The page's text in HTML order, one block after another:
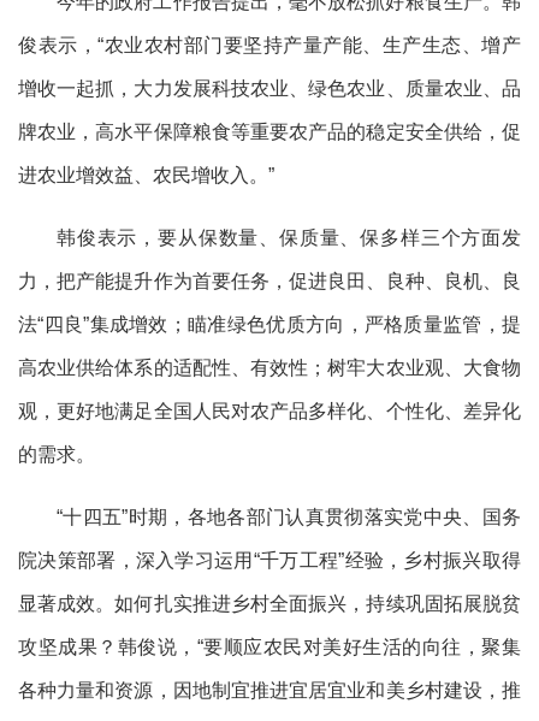
俊表示，“农业农村部门要坚持产量产能、生产生态、增产
增收一起抓，大力发展科技农业、绿色农业、质量农业、品
牌农业，高水平保障粮食等重要农产品的稳定安全供给，促
进农业增效益、农民增收入。”
韩俊表示，要从保数量、保质量、保多样三个方面发
力，把产能提升作为首要任务，促进良田、良种、良机、良
法“四良”集成增效；瞄准绿色优质方向，严格质量监管，提
高农业供给体系的适配性、有效性；树牢大农业观、大食物
观，更好地满足全国人民对农产品多样化、个性化、差异化
的需求。
“十四五”时期，各地各部门认真贯彻落实党中央、国务
院决策部署，深入学习运用“千万工程”经验，乡村振兴取得
显著成效。如何扎实推进乡村全面振兴，持续巩固拓展脱贫
攻坚成果？韩俊说，“要顺应农民对美好生活的向往，聚集
各种力量和资源，因地制宜推进宜居宜业和美乡村建设，推